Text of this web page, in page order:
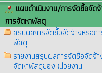
แผนดำเนินงาน/การจัดซื้อจัด
การจัดหาพัสดุ
สรุปผลการจัดซื้อจัดจ้างหรือก
พัสดุ
รายงานสรุปผลการจัดซื้อจัดจ้
จัดหาพัสดุของหน่วยงาน